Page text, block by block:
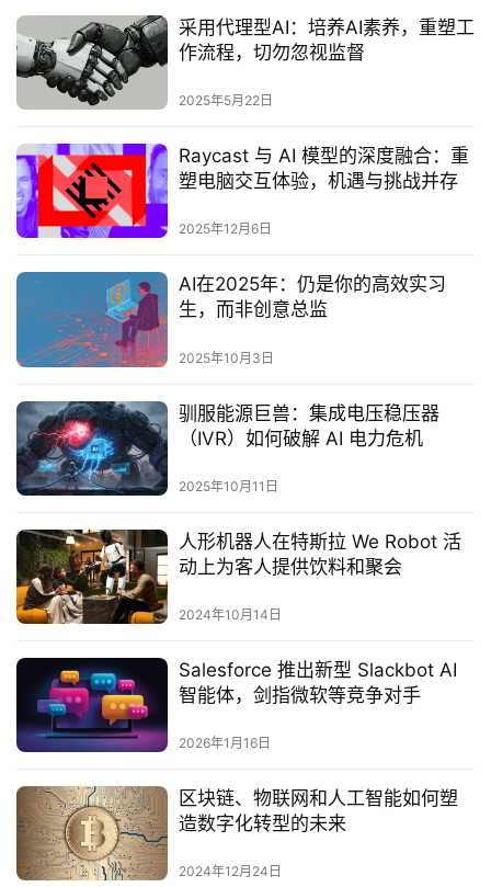
采用代理型AI：培养AI素养，重塑工
作流程，切勿忽视监督‌
2025年5月22日
Raycast 与 AI 模型的深度融合：重
塑电脑交互体验，机遇与挑战并存
2025年12月6日
AI在2025年：仍是你的高效实习
生，而非创意总监‌
2025年10月3日
驯服能源巨兽：集成电压稳压器
（IVR）如何破解 AI 电力危机
2025年10月11日
人形机器人在特斯拉 We Robot 活
动上为客人提供饮料和聚会
2024年10月14日
Salesforce 推出新型 Slackbot AI
智能体，剑指微软等竞争对手
2026年1月16日
区块链、物联网和人工智能如何塑
造数字化转型的未来
2024年12月24日